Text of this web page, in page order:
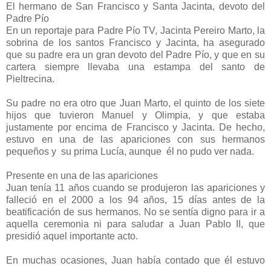
El hermano de San Francisco y Santa Jacinta, devoto del
Padre Pío
En un reportaje para Padre Pío TV, Jacinta Pereiro Marto, la
sobrina de los santos Francisco y Jacinta, ha asegurado
que su padre era un gran devoto del Padre Pío, y que en su
cartera siempre llevaba una estampa del santo de
Pieltrecina.
Su padre no era otro que Juan Marto, el quinto de los siete
hijos que tuvieron Manuel y Olimpia, y que estaba
justamente por encima de Francisco y Jacinta. De hecho,
estuvo en una de las apariciones con sus hermanos
pequeños y su prima Lucía, aunque él no pudo ver nada.
Presente en una de las apariciones
Juan tenía 11 años cuando se produjeron las apariciones y
falleció en el 2000 a los 94 años, 15 días antes de la
beatificación de sus hermanos. No se sentía digno para ir a
aquella ceremonia ni para saludar a Juan Pablo II, que
presidió aquel importante acto.
En muchas ocasiones, Juan había contado que él estuvo